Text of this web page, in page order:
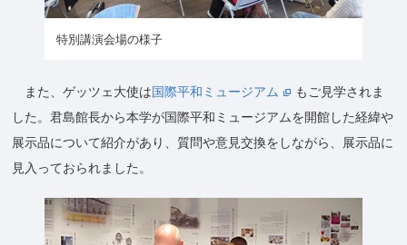
特別講演会場の様子
また、ゲッツェ大使は国際平和ミュージアム
もご見学されま
した。君島館長から本学が国際平和ミュージアムを開館した経緯や
展示品について紹介があり、質問や意見交換をしながら、展示品に
見入っておられました。